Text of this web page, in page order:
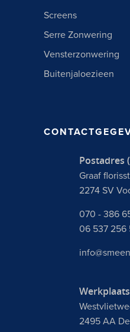
Screens
Serre Zonwering
Vensterzonwering
Buitenjaloezieen
Postadres
Graaf
2274 SV
070 - 386
06 537 256
2495 AA